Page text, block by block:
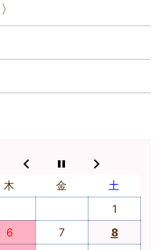
木 金
土
1
6 7
8